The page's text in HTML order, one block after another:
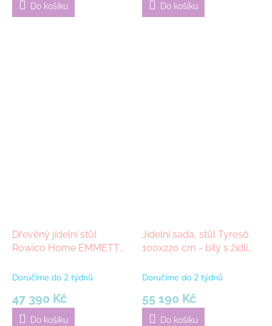
Do košíku Do košíku
Dřevěný jídelní stůl
Rowico Home EMMETT
světle hnědá
Doručíme do 2 týdnů
47 390 Kč
Do košíku
Jídelní sada, stůl Tyresö
100x220 cm - bílý s židlí
Doručíme do 2 týdnů
55 190 Kč
Do košíku